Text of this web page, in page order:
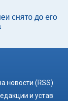
снято до его
новости (RSS)
и устав